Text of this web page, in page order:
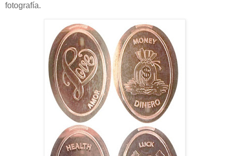
fotografía.